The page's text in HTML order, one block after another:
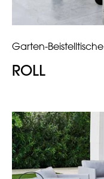
Garten-Beistelltische
ROLL